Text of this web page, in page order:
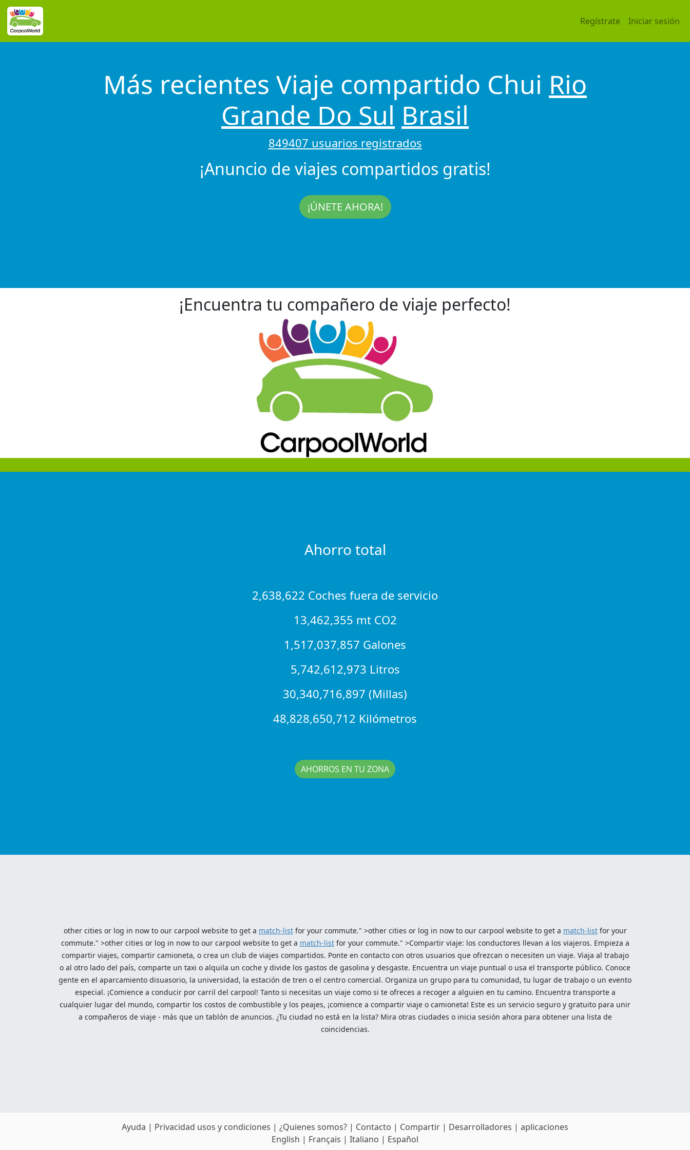
Regístrate Iniciar sesión
Más recientes Viaje compartido Chui Rio
Grande Do Sul Brasil
849407 usuarios registrados
¡Anuncio de viajes compartidos gratis!
¡ÚNETE AHORA!
¡Encuentra tu compañero de viaje perfecto!
Ahorro total
2,638,622 Coches fuera de servicio
13,462,355 mt CO2
1,517,037,857 Galones
5,742,612,973 Litros
30,340,716,897 (Millas)
48,828,650,712 Kilómetros
AHORROS EN TU ZONA
other cities or log in now to our carpool website to get a match-listfor your commute." >other cities or log in now to our carpool website to get a match-listfor your
commute." >other cities or log in now to our carpool website to get a match-listfor your commute." >Compartir viaje: los conductores llevan a los viajeros. Empieza a
compartir viajes, compartir camioneta, o crea un club de viajes compartidos. Ponte en contacto con otros usuarios que ofrezcan o necesiten un viaje. Viaja al trabajo
o al otro lado del país, comparte un taxi o alquila un coche y divide los gastos de gasolina y desgaste. Encuentra un viaje puntual o usa el transporte público. Conoce
gente en el aparcamiento disuasorio, la universidad, la estación de tren o el centro comercial. Organiza un grupo para tu comunidad, tu lugar de trabajo o un evento
especial. ¡Comience a conducir por carril del carpool! Tanto si necesitas un viaje como si te ofreces a recoger a alguien en tu camino. Encuentra transporte a
cualquier lugar del mundo, compartir los costos de combustible y los peajes, ¡comience a compartir viaje o camioneta! Este es un servicio seguro y gratuito para unir
a compañeros de viaje - más que un tablón de anuncios. ¿Tu ciudad no está en la lista? Mira otras ciudades o inicia sesión ahora para obtener una lista de
coincidencias.
Ayuda | Privacidad usos y condiciones | ¿Quienes somos? | Contacto | Compartir | Desarrolladores | aplicaciones
English | Français | Italiano | Español